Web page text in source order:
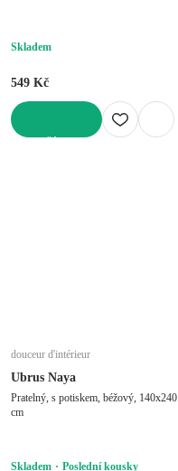
Skladem
549 Kč
douceur d'intérieur
Ubrus Naya
Pratelný, s potiskem, béžový, 140x240
cm
Skladem Poslední kousky